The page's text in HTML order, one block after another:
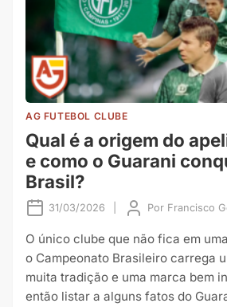
AG FUTEBOL CLUBE
Qual é a origem do
e como o Guarani
Brasil?
31/03/2026 Por Francisco
O único clube que não fica em
o Campeonato Brasileiro carrega
muita tradição e uma marca bem
então listar a alguns fatos do